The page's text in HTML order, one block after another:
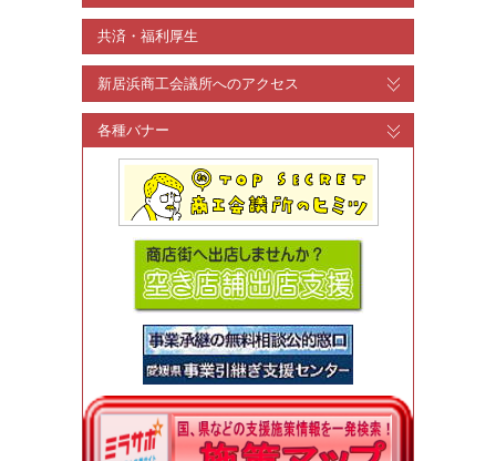
共済・福利厚生
新居浜商工会議所へのアクセス
各種バナー